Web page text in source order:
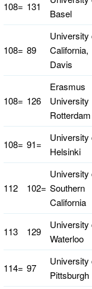
108= 131
Basel
108= 89
University
California,
Davis
108= 126
Erasmus
University
Rotterdam
108= 91=
University
Helsinki
112 102=
University
Southern
California
113 129
University
Waterloo
114= 97
University
Pittsburgh